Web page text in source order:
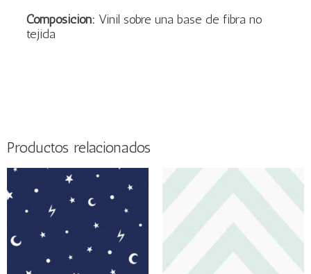
Composición: Vinil sobre una base de fibra no
tejida
Productos relacionados